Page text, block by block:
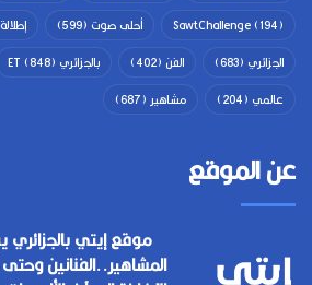
SawtChallenge(194) أحلى صوت (599) إطلالة
الجزائري (683) الفن (402) بالجزائري ET (848)
عالمي (204) مشاهير (687)
عن الموقع
موقع إيتي بالجزائري
المشاهير..الفنانين وحتى